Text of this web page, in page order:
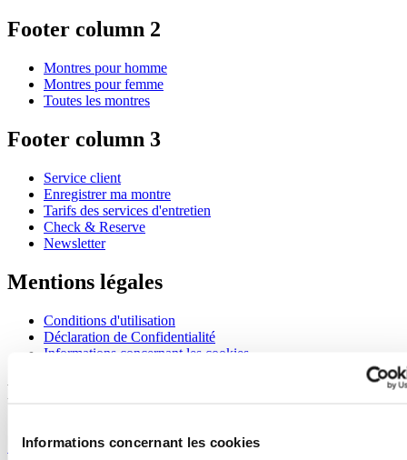
Informations concernant les cookies
Footer column 2
Montres pour homme
Montres pour femme
Toutes les montres
Footer column 3
Service client
Enregistrer ma montre
Tarifs des services d'entretien
Check & Reserve
Newsletter
Mentions légales
Conditions d'utilisation
Déclaration de Confidentialité
Informations concernant les cookies
Rejoignez le club CERTINA
S'inscrire